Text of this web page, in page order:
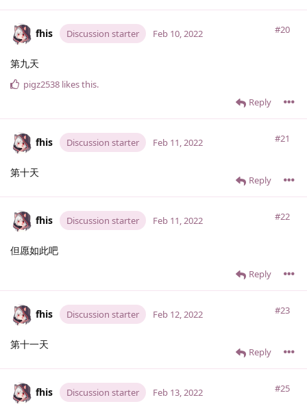
fhis Discussion starter #20
Feb 10, 2022
第九天
Reply
pigz2538 likes this.
fhis Discussion starter #21
Feb 11, 2022
第十天
Reply
fhis Discussion starter #22
Feb 11, 2022
但愿如此吧
Reply
fhis Discussion starter #23
Feb 12, 2022
第十一天
Reply
fhis Discussion starter #25
Feb 13, 2022